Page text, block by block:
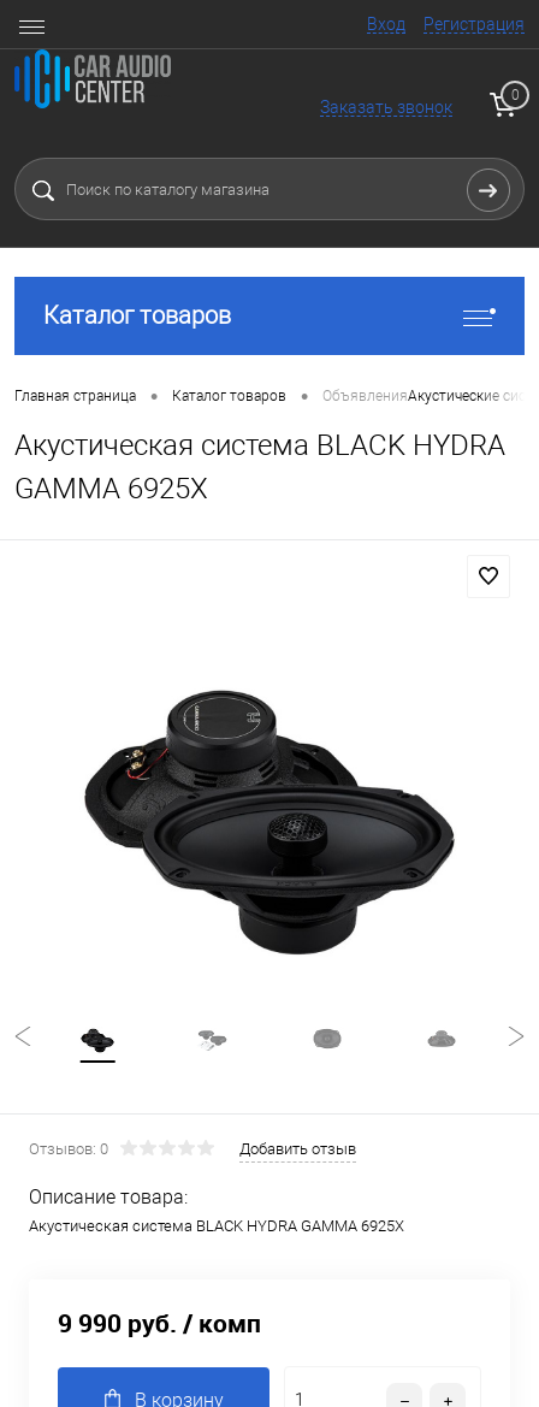
Вход Регистрация
Заказать звонок
0
Каталог товаров
Главная страница • Каталог товаров • ОбъявленияАкустические
Акустическая система BLACK HYDRA
GAMMA 6925X
Отзывов: 0 Добавить отзыв
Описание товара:
Акустическая система BLACK HYDRA GAMMA 6925X
9 990 руб. / комп
В корзину